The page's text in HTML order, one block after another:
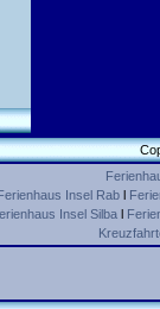
Insel Rab l
Insel Silbal